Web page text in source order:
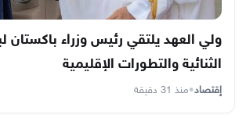
ولي العهد يلتقي رئيس وزراء باكستان
الثنائية والتطورات الإقليمية
إقتصاد•منذ 31 دقيقة